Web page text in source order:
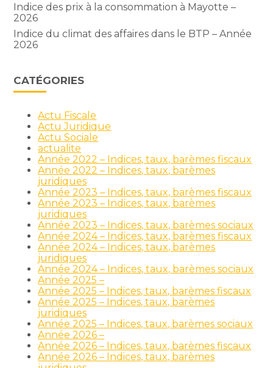
Indice des prix à la consommation à Mayotte –
2026
Indice du climat des affaires dans le BTP – Année
2026
CATÉGORIES
Actu Fiscale
Actu Juridique
Actu Sociale
actualite
Année 2022 – Indices, taux, barèmes fiscaux
Année 2022 – Indices, taux, barèmes
juridiques
Année 2023 – Indices, taux, barèmes fiscaux
Année 2023 – Indices, taux, barèmes
juridiques
Année 2023 – Indices, taux, barèmes sociaux
Année 2024 – Indices, taux, barèmes fiscaux
Année 2024 – Indices, taux, barèmes
juridiques
Année 2024 – Indices, taux, barèmes sociaux
Année 2025 –
Année 2025 – Indices, taux, barèmes fiscaux
Année 2025 – Indices, taux, barèmes
juridiques
Année 2025 – Indices, taux, barèmes sociaux
Année 2026 –
Année 2026 – Indices, taux, barèmes fiscaux
Année 2026 – Indices, taux, barèmes